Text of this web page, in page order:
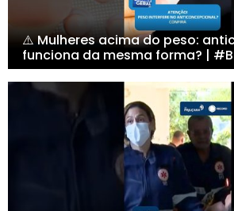
⚠️ Mulheres acima do peso:
funciona da mesma forma? |